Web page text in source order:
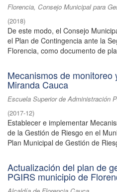
Florencia, Consejo Municipal para
(2018)
De este modo, el Consejo
el Plan de Contingencia ante la
Florencia, como documento de
Mecanismos de
Miranda Cauca
Escuela Superior de Administración
(2017-12)
Establecer e implementar
de la Gestión de Riesgo en el
Plan Municipal de Gestión de
Actualización del plan de
PGIRS municipio de